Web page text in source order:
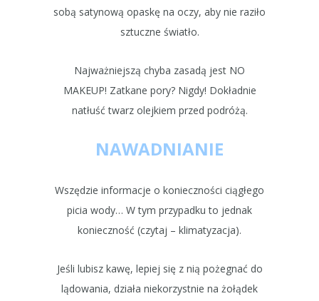
sobą satynową opaskę na oczy, aby nie raziło
sztuczne światło.
Najważniejszą chyba zasadą jest NO
MAKEUP! Zatkane pory? Nigdy! Dokładnie
natłuść twarz olejkiem przed podróżą.
NAWADNIANIE
Wszędzie informacje o konieczności ciągłego
picia wody… W tym przypadku to jednak
konieczność (czytaj – klimatyzacja).
Jeśli lubisz kawę, lepiej się z nią pożegnać do
lądowania, działa niekorzystnie na żołądek